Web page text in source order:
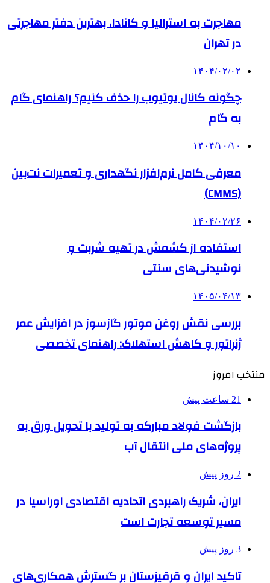
مهاجرت به استرالیا و کانادا، بهترین دفتر مهاجرتی
در تهران
۱۴۰۴/۰۲/۰۲
چگونه کانال یوتیوب را حذف کنیم؟ راهنمای گام
‌به‌ گام
۱۴۰۴/۱۰/۱۰
معرفی کامل نرم‌افزار نگهداری و تعمیرات نت‌بین
(CMMS)
۱۴۰۴/۰۲/۲۶
استفاده از کشمش در تهیه شربت و
نوشیدنی‌های سنتی
۱۴۰۵/۰۴/۱۳
بررسی نقش روغن موتور گازسوز در افزایش عمر
ژنراتور و کاهش استهلاک: راهنمای تخصصی
منتخب امروز
21 ساعت پیش
بازگشت فولاد مبارکه به تولید با تحویل ورق به
پروژه‌های ملی انتقال آب
2 روز پیش
ایران، شریک راهبردی اتحادیه اقتصادی اوراسیا در
مسیر توسعه تجارت است
3 روز پیش
تاکید ایران و قرقیزستان بر گسترش همکاری‌های